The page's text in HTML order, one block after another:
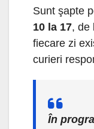
Sunt şapte
10 la 17, de
fiecare zi
curieri
În